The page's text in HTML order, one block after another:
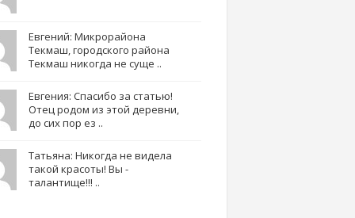
Евгений: Микрорайона
Текмаш, городского района
Текмаш никогда не суще ..
Евгения: Спасибо за статью!
Отец родом из этой деревни,
до сих пор ез ..
Татьяна: Никогда не видела
такой красоты! Вы -
талантище!!! ..